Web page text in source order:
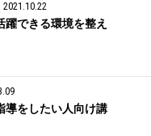
2021.10.22
できる環境を整え
導をしたい人向け講